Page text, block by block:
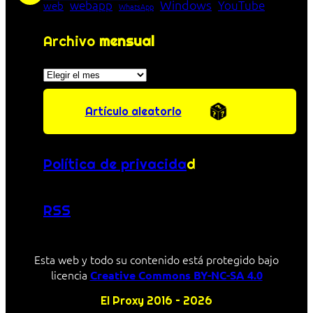
web webapp WhatsApp Windows YouTube
Archivo mensual
Archivos
Artículo aleatorio
Política de privacidad
RSS
Esta web y todo su contenido está protegido bajo
licencia Creative Commons BY-NC-SA 4.0
El Proxy 2016 – 2026